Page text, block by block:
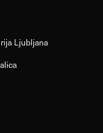
Ljubljana